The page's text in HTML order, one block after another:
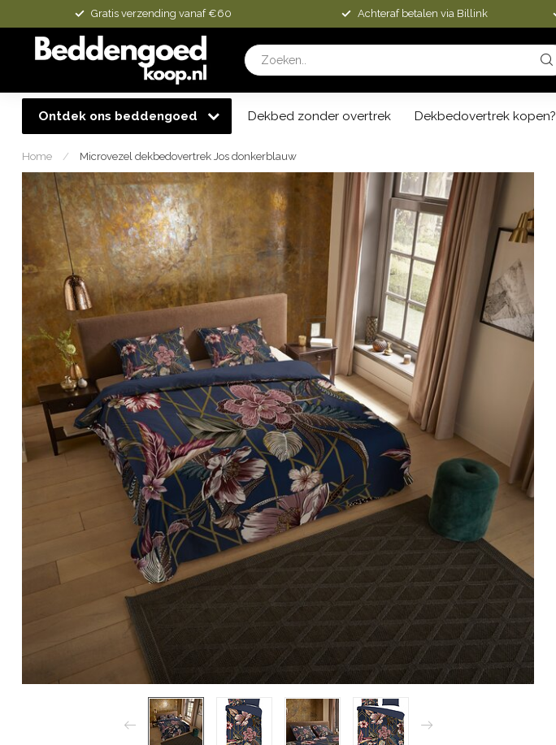
Gratis verzending vanaf €60 Achteraf betalen via Billink
Ontdek ons beddengoed Dekbed zonder overtrek Dekbedovertrek kopen?
Home / Microvezel dekbedovertrek Jos donkerblauw